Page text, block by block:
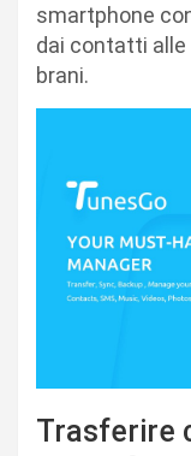
smartphone
dai contatti alle
brani.
Trasferire